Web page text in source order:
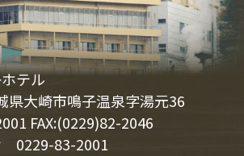
テル
県大崎市鳴子温泉字湯元36
FAX:(0229)82-2046
0229-83-2001